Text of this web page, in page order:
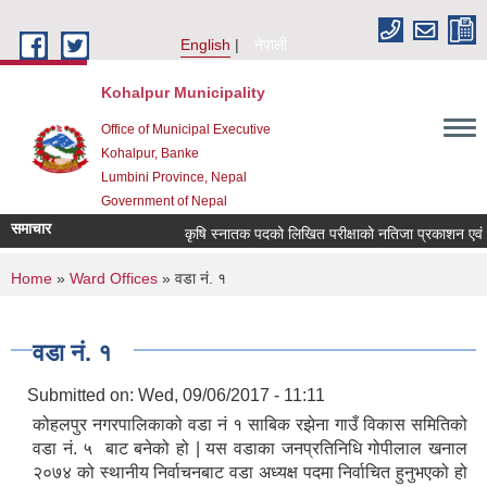
English
नेपाली
Kohalpur Municipality
Office of Municipal Executive
Kohalpur, Banke
Lumbini Province, Nepal
Government of Nepal
समाचार कृषि स्नातक पदको लिखित परीक्षाको नतिजा प्रकाशन एवं
You are here
Home » Ward Offices » वडा नं. १
वडा नं. १
Submitted on: Wed, 09/06/2017 - 11:11
कोहलपुर नगरपालिकाको वडा नं १ साबिक रझेना गाउँ विकास समितिको
वडा नं. ५ बाट बनेको हो | यस वडाका जनप्रतिनिधि गोपीलाल खनाल
२०७४ को स्थानीय निर्वाचनबाट वडा अध्यक्ष पदमा निर्वाचित हुनुभएको हो